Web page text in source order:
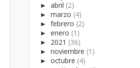
►abril (2)
►marzo (4)
►febrero (2)
►enero (1)
► 2021 (36)
►noviembre (1)
►octubre (4)